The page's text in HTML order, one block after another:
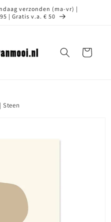
verzonden (ma-vr) |
| Gratis v.a. € 50
Winkelwagen
Steen